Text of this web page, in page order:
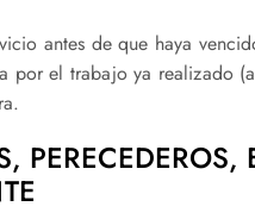
antes de que haya
por el trabajo ya